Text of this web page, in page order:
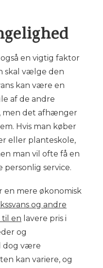
en vigtig faktor
skal vælge den
kan være en
af de andre
men det afhænger
Hvis man køber
eller planteskole,
man vil ofte få en
personlig service.
en mere økonomisk
og andre
en lavere pris i
og
dog være
kan variere, og